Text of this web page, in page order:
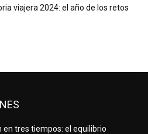
viajera 2024: el año de los retos
en tres tiempos: el equilibrio